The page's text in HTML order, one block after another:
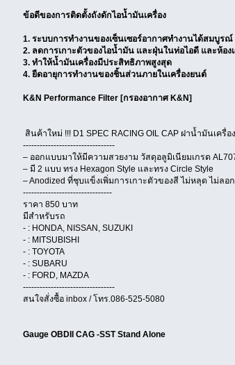
ข้อดีของการติดตั้งถังดักไอน้ำมันเครื่อง
1. ระบบการทำงานของเซ็นเซอร์อากาศทำงานได้สมบูรณ์
2. ลดการเกาะตัวของไอน้ำมัน และฝุ่นในท่อไอดี และห้อ
3. ทำให้น้ำมันเครื่องมีประสิทธิภาพสูงสุด
4. ยืดอายุการทำงานของชิ้นส่วนภายในเครื่องยนต์
K&N Performance Filter [กรองอากาศ K&N]
สินค้าใหม่ !!! D1 SPEC RACING OIL CAP ฝาน้ำมันเครื่อ
---------------------------------
– ออกแบบมาให้มีความสวยงาม วัสดุอลูมิเนียมเกรด
– มี 2 แบบ ทรง Hexagon Style และทรง Circle Style
– Anodized ที่ชุบแข็งเพิ่มการเกาะตัวของสี ไม่หลุด ไม่ลอ
--------------------------------
ราคา 850 บาท
มีสำหรับรถ
- : HONDA, NISSAN, SUZUKI
- : MITSUBISHI
- : TOYOTA
- : SUBARU
- : FORD, MAZDA
---------------------------------
สนใจสั่งซื้อ inbox / โทร.086-525-5080
Gauge OBDII CAG -SST Stand Alone